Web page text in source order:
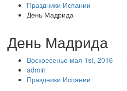
Праздники Испании
День Мадрида
День Мадрида
Воскресенье мая 1st, 2016
admin
Праздники Испании